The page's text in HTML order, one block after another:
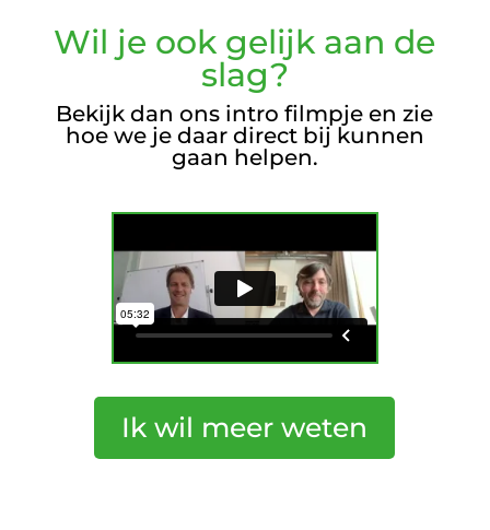
Wil je ook gelijk aan de
slag?
Bekijk dan ons intro filmpje en zie
hoe we je daar direct bij kunnen
gaan helpen.
Ik wil meer weten